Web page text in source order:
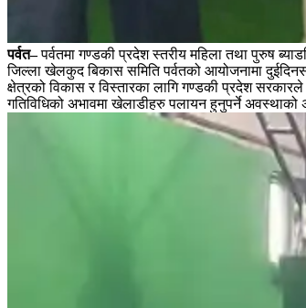
पर्वत–पर्वतमा गण्डकी प्रदेश स्तरीय महिला तथा पुरुष
जिल्ला खेलकुद बिकास समिति पर्वतको आयोजनामा
क्षेत्रको विकास र विस्तारका लागि गण्डकी प्रदेश
गतिविधिको अभावमा खेलाडीहरु पलायन हुनुपर्ने